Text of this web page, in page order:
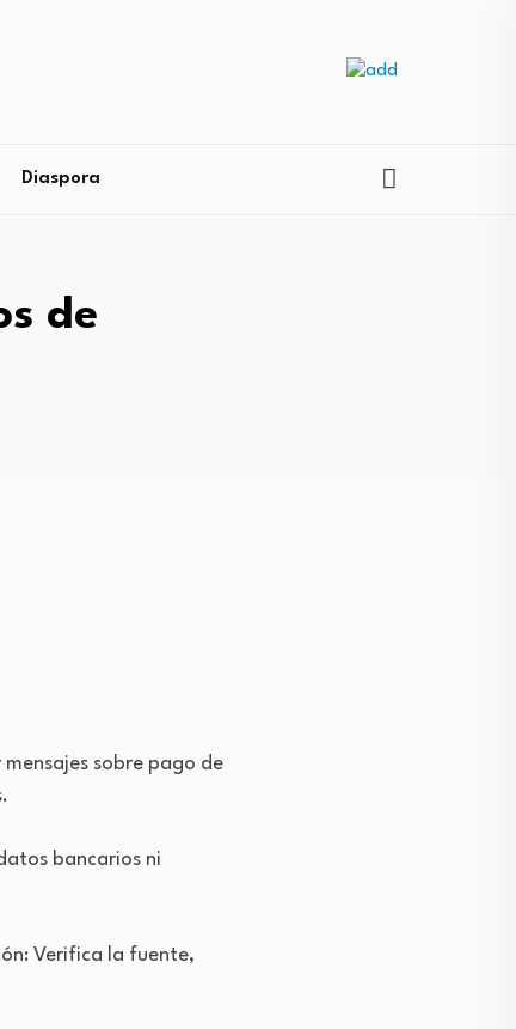
Diaspora
de
sobre pago de
bancarios ni
Verifica la fuente,